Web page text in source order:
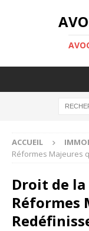
ACCUEIL
Réformes Majeures
Droit de la
Réformes